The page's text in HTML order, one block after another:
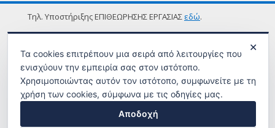
Τηλ. Υποστήριξης ΕΠΙΘΕΩΡΗΣΗΣ ΕΡΓΑΣΙΑΣ εδώ.
ΟΡΟΙ ΧΡΗΣΗΣ
✕
Τα cookies επιτρέπουν μια σειρά από λειτουργίες που
ενισχύουν την εμπειρία σας στον ιστότοπο.
Χρησιμοποιώντας αυτόν τον ιστότοπο, συμφωνείτε με τη
χρήση των cookies, σύμφωνα με τις οδηγίες μας.
Αποδοχή